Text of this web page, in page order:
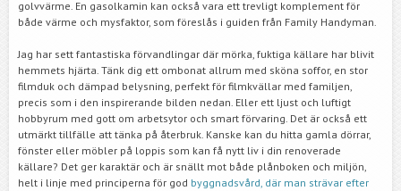
golvvärme. En gasolkamin kan också vara ett trevligt komplement för
både värme och mysfaktor, som föreslås i guiden från Family Handyman.
Jag har sett fantastiska förvandlingar där mörka, fuktiga källare har blivit
hemmets hjärta. Tänk dig ett ombonat allrum med sköna soffor, en stor
filmduk och dämpad belysning, perfekt för filmkvällar med familjen,
precis som i den inspirerande bilden nedan. Eller ett ljust och luftigt
hobbyrum med gott om arbetsytor och smart förvaring. Det är också ett
utmärkt tillfälle att tänka på återbruk. Kanske kan du hitta gamla dörrar,
fönster eller möbler på loppis som kan få nytt liv i din renoverade
källare? Det ger karaktär och är snällt mot både plånboken och miljön,
helt i linje med principerna för god byggnadsvård, där man strävar efter